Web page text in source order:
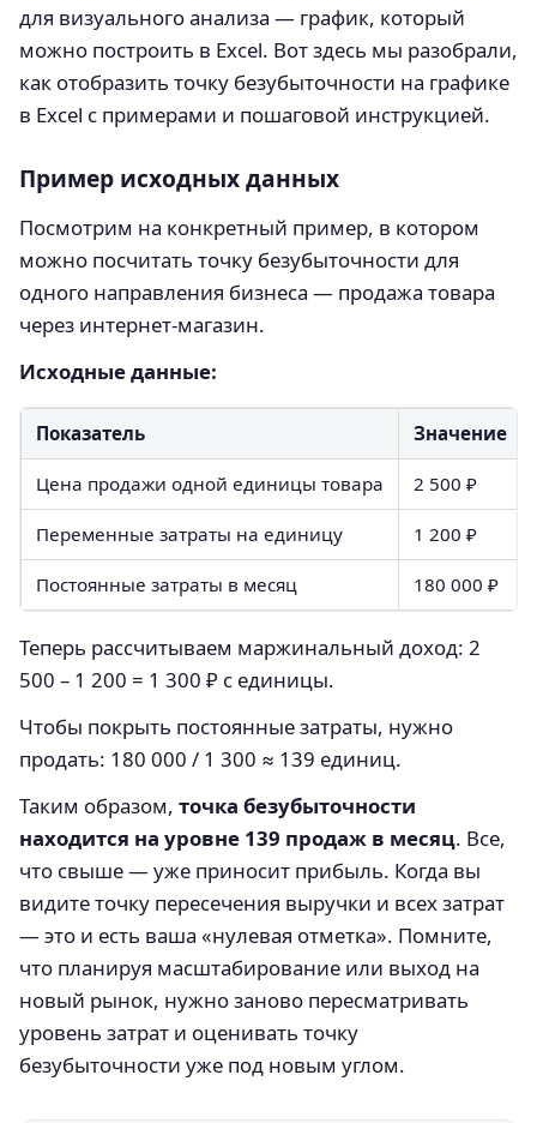
для визуального анализа — график, который
можно построить в Excel. Вот здесь мы разобрали,
как отобразить точку безубыточности на графике
в Excel с примерами и пошаговой инструкцией.
Пример исходных данных
Посмотрим на конкретный пример, в котором
можно посчитать точку безубыточности для
одного направления бизнеса — продажа товара
через интернет-магазин.
Исходные данные:
Показатель Значение
Цена продажи одной единицы товара 2 500 ₽
Переменные затраты на единицу 1 200 ₽
Постоянные затраты в месяц 180 000 ₽
Теперь рассчитываем маржинальный доход: 2
500 – 1 200 = 1 300 ₽ с единицы.
Чтобы покрыть постоянные затраты, нужно
продать: 180 000 / 1 300 ≈ 139 единиц.
Таким образом, точка безубыточности
находится на уровне 139 продаж в месяц. Все,
что свыше — уже приносит прибыль. Когда вы
видите точку пересечения выручки и всех затрат
— это и есть ваша «нулевая отметка». Помните,
что планируя масштабирование или выход на
новый рынок, нужно заново пересматривать
уровень затрат и оценивать точку
безубыточности уже под новым углом.